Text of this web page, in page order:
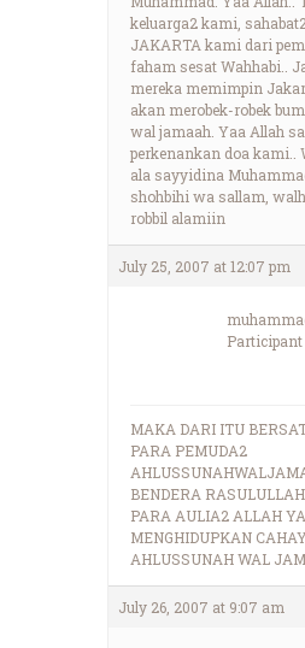
keluarga2 kami,
JAKARTA kami dari
faham sesat Wahhabi..
mereka memimpin
akan merobek-robek
wal jamaah. Yaa Allah
perkenankan doa kami..
ala sayyidina
shohbihi wa sallam,
robbil alamiin
July 25, 2007 at 12:07 pm
Participant
MAKA DARI ITU
PARA PEMUDA2
BENDERA
PARA AULIA2 ALLAH
MENGHIDUPKAN
AHLUSSUNAH WAL
July 26, 2007 at 9:07 am